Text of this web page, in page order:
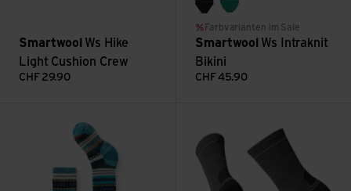
Smartwool Ws Hike
Light Cushion Crew
CHF 29.90
blackemerald green
Farbvarianten im Sale
Smartwool Ws Intraknit
Bikini
CHF 45.90